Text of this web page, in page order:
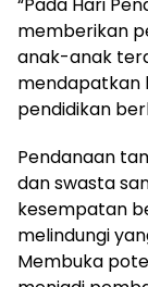
memberikan
anak-anak
mendapatkan
pendidikan
Pendanaan
dan swasta
kesempatan
melindungi
Membuka